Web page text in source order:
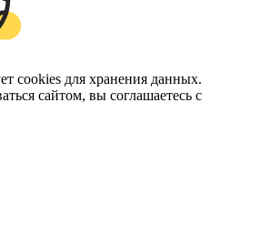
cookies для хранения данных.
сайтом, вы соглашаетесь с